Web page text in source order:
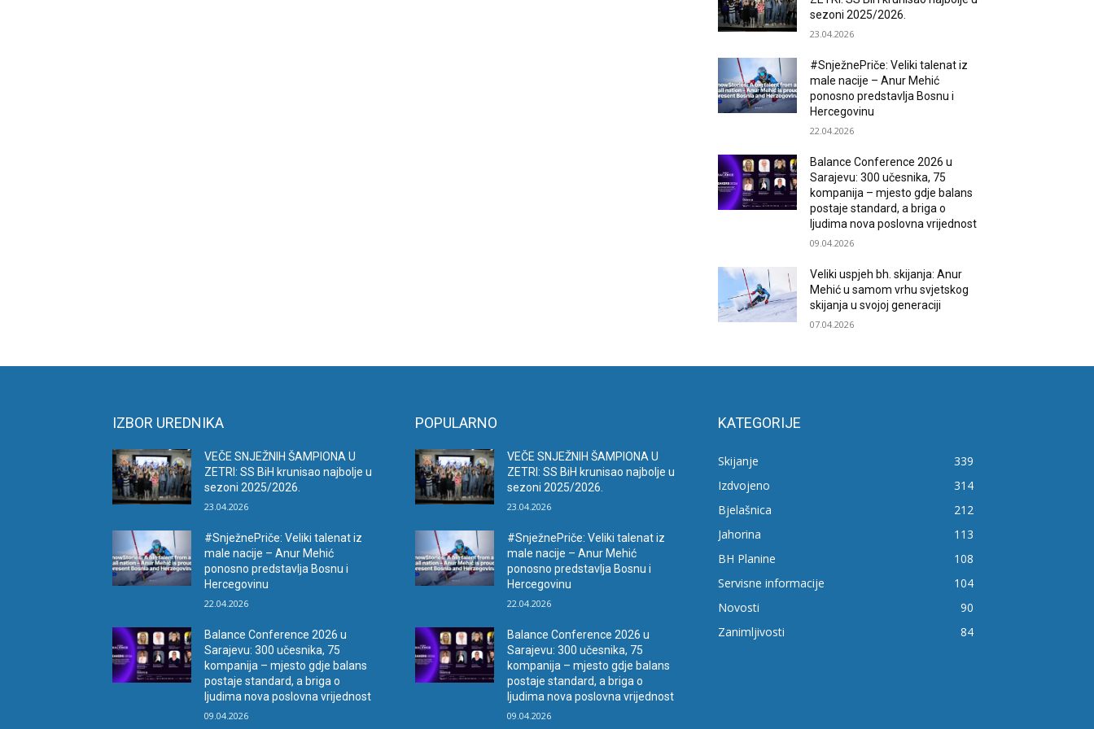
sezoni 2025/2026.
23.04.2026
#SnježnePriče: Veliki talenat iz
male nacije – Anur Mehić
ponosno predstavlja Bosnu i
Hercegovinu
22.04.2026
Balance Conference 2026 u
Sarajevu: 300 učesnika, 75
kompanija – mjesto gdje balans
postaje standard, a briga o
ljudima nova poslovna vrijednost
09.04.2026
Veliki uspjeh bh. skijanja: Anur
Mehić u samom vrhu svjetskog
skijanja u svojoj generaciji
07.04.2026
IZBOR UREDNIKA
VEČE SNJEŽNIH ŠAMPIONA U
ZETRI: SS BiH krunisao najbolje u
sezoni 2025/2026.
23.04.2026
#SnježnePriče: Veliki talenat iz
male nacije – Anur Mehić
ponosno predstavlja Bosnu i
Hercegovinu
22.04.2026
Balance Conference 2026 u
Sarajevu: 300 učesnika, 75
kompanija – mjesto gdje balans
postaje standard, a briga o
ljudima nova poslovna vrijednost
09.04.2026
POPULARNO
VEČE SNJEŽNIH ŠAMPIONA U
ZETRI: SS BiH krunisao najbolje u
sezoni 2025/2026.
23.04.2026
#SnježnePriče: Veliki talenat iz
male nacije – Anur Mehić
ponosno predstavlja Bosnu i
Hercegovinu
22.04.2026
Balance Conference 2026 u
Sarajevu: 300 učesnika, 75
kompanija – mjesto gdje balans
postaje standard, a briga o
ljudima nova poslovna vrijednost
09.04.2026
KATEGORIJE
Skijanje
339
Izdvojeno
314
Bjelašnica
212
Jahorina
113
BH Planine
108
Servisne informacije
104
Novosti
90
Zanimljivosti
84